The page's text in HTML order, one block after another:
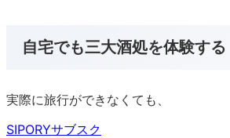
自宅でも三大酒処を体験する
実際に旅行ができなくても、
SIPORYサブスク